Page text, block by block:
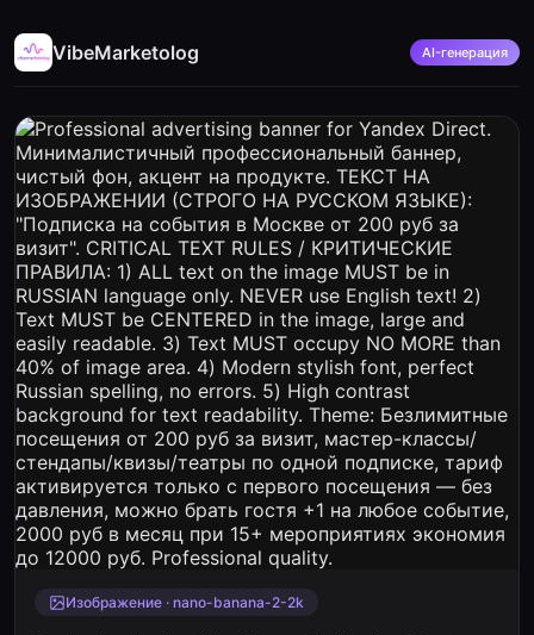
VibeMarketolog AI-генерация
Изображение · nano-banana-2-2k